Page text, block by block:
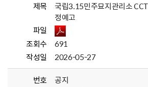
제목
국립3.15민주묘지관리소
정예고
파일
조회수
691
작성일
2026-05-27
번호
공지